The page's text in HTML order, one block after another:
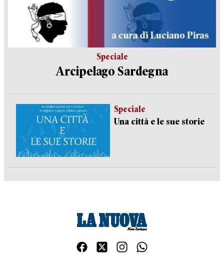
Speciale
Arcipelago Sardegna
Speciale
Una città e le sue storie